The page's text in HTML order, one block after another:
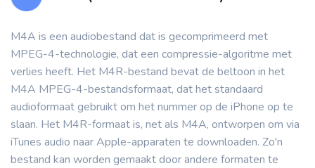
M4A is een audiobestand dat is gecomprimeerd met
MPEG-4-technologie, dat een compressie-algoritme met
verlies heeft. Het M4R-bestand bevat de beltoon in het
M4A MPEG-4-bestandsformaat, dat het standaard
audioformaat gebruikt om het nummer op de iPhone op te
slaan. Het M4R-formaat is, net als M4A, ontworpen om via
iTunes audio naar Apple-apparaten te downloaden. Zo'n
bestand kan worden gemaakt door andere formaten te